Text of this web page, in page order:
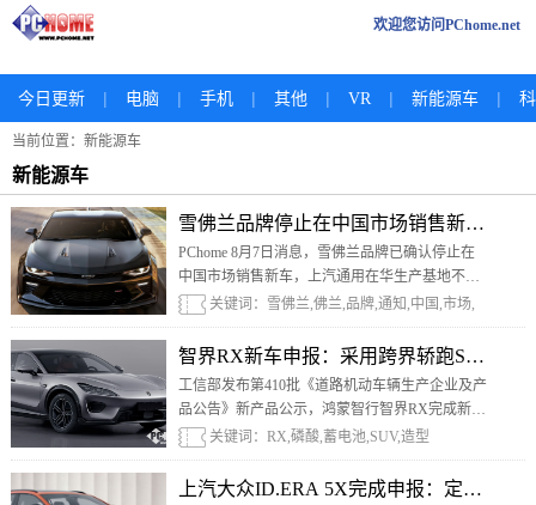
欢迎您访问PChome.net
今日更新 | 电脑 | 手机 | 其他 | VR | 新能源车 |
当前位置：新能源车
新能源车
雪佛兰品牌停止在中国市场销售新车，上
PChome 8月7日消息，雪佛兰品牌已确认停止在
中国市场销售新车，上汽通用在华生产基地不会
随之停产，而是转型为出口生产基地，继续生产
雪佛兰车型供应海外市场。
关键词：雪佛兰,佛兰,品牌,通知,中国,市场,
销售,新车
智界RX新车申报：采用跨界轿跑SUV造
工信部发布第410批《道路机动车辆生产企业及产
品公告》新产品公示，鸿蒙智行智界RX完成新版
本申报。关键词：RX,磷酸,蓄电池,SUV,造型
上汽大众ID.ERA 5X完成申报：定位纯电